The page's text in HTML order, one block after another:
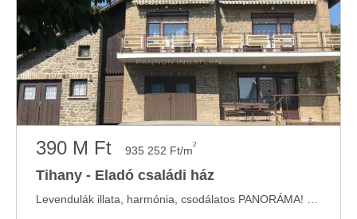
390 M Ft 935 252 Ft/m2
Tihany - Eladó családi ház